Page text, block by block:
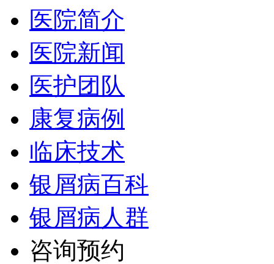
医院简介
医院新闻
医护团队
康复病例
临床技术
银屑病百科
银屑病人群
咨询预约